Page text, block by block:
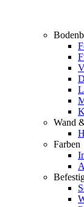
Wand
Farben